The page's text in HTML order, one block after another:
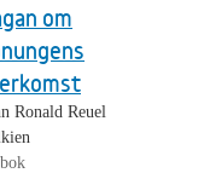
om
Ronald Reuel